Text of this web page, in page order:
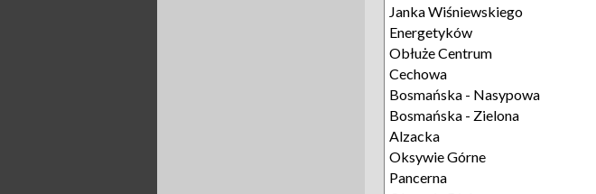
Janka Wiśniewskiego
Energetyków
Obłuże Centrum
Cechowa
Bosmańska - Nasypowa
Bosmańska - Zielona
Alzacka
Oksywie Górne
Pancerna